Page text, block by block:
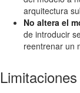
arquitectura
No altera el
de introducir
reentrenar un